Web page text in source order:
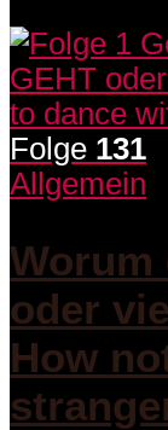
Folge 131
Allgemein
Worum
oder
How